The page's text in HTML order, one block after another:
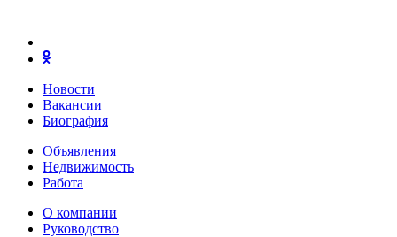
Новости
Вакансии
Биография
Объявления
Недвижимость
Работа
О компании
Руководство